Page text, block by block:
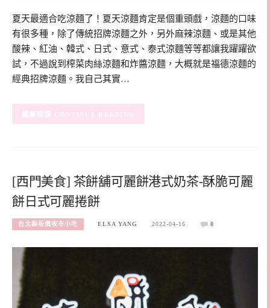
夏天最適合吃涼麵了！夏天涼麵肯定是個重頭戲，涼麵的口味
有很多種，除了傳統招牌涼麵之外，另外麻辣涼麵、或是其他
酸辣、紅油、韓式、日式、意式、泰式涼麵等等都讓我躍躍欲
試，不過說到榨菜肉絲涼麵和炸醬涼麵，大概就是福德涼麵的
經典招牌涼麵。我自己其實…
CONTINUE READING
[西門美食] 茶餅舖可麗餅港式奶茶-酥脆可麗
餅日式可麗捲餅
台北銅板價夜市小吃 ELSA YANG 2022-04-16 0